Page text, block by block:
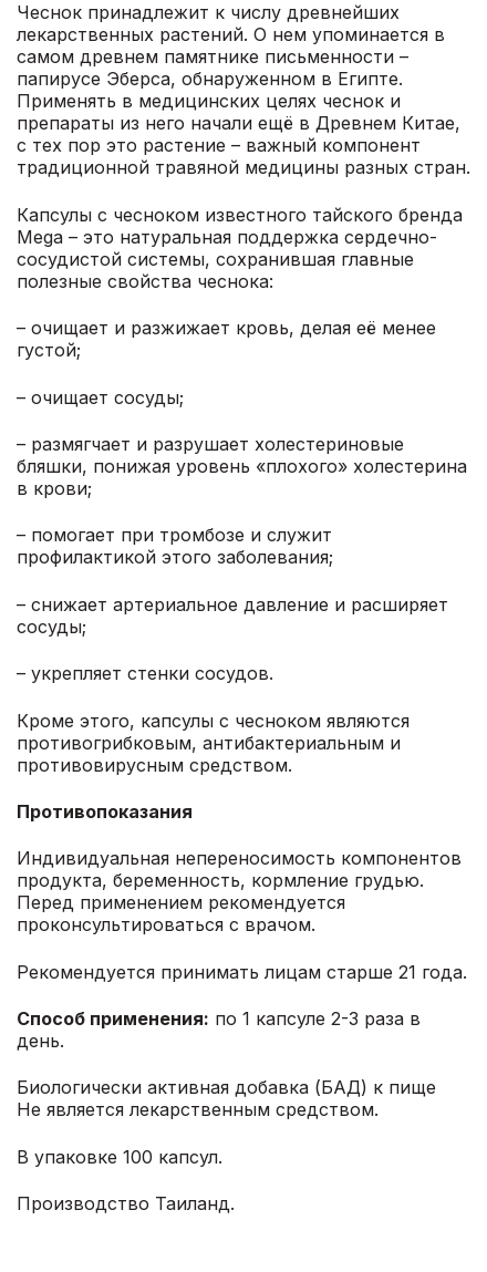
Чеснок принадлежит к числу древнейших
лекарственных растений. О нем упоминается в
самом древнем памятнике письменности –
папирусе Эберса, обнаруженном в Египте.
Применять в медицинских целях чеснок и
препараты из него начали ещё в Древнем Китае,
с тех пор это растение – важный компонент
традиционной травяной медицины разных стран.
Капсулы с чесноком известного тайского бренда
Mega – это натуральная поддержка сердечно-
сосудистой системы, сохранившая главные
полезные свойства чеснока:
– очищает и разжижает кровь, делая её менее
густой;
– очищает сосуды;
– размягчает и разрушает холестериновые
бляшки, понижая уровень «плохого» холестерина
в крови;
– помогает при тромбозе и служит
профилактикой этого заболевания;
– снижает артериальное давление и расширяет
сосуды;
– укрепляет стенки сосудов.
Кроме этого, капсулы с чесноком являются
противогрибковым, антибактериальным и
противовирусным средством.
Противопоказания
Индивидуальная непереносимость компонентов
продукта, беременность, кормление грудью.
Перед применением рекомендуется
проконсультироваться с врачом.
Рекомендуется принимать лицам старше 21 года.
Способ применения: по 1 капсуле 2-3 раза в
день.
Биологически активная добавка (БАД) к пище
Не является лекарственным средством.
В упаковке 100 капсул.
Производство Таиланд.